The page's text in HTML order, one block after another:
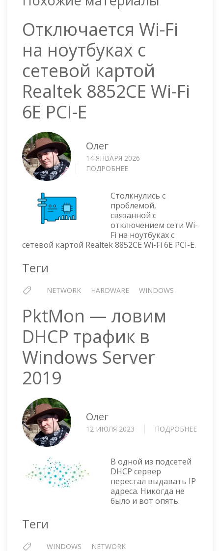
Отключается Wi-Fi
на ноутбуках с
сетевой картой
Realtek 8852CE Wi-Fi
6E PCI-E
Олег
14 ЯНВАРЯ 2026
ПОДРОБНЕЕ
FI
НА
НОУТБУКАХ
С
СЕТЕВОЙ
КАРТОЙ
FI
PCI-
E
Столкнулись с
проблемой,
связанной с
отключением сети Wi-
Fi на ноутбуках с
сетевой картой Realtek 8852CE Wi-Fi 6E PCI-E.
Теги
NETWORK HARDWARE WINDOWS
PktMon — ловим
DHCP трафик в
Windows Server
2019
Олег
12 ИЮЛЯ 2023 ПОДРОБНЕЕ
В одной из подсетей
DHCP сервер
перестал выдавать IP
адреса. Никогда не
было и вот опять.
Теги
WINDOWS NETWORK